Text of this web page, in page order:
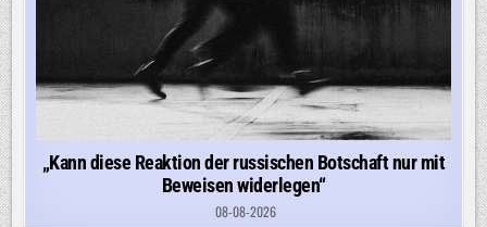
„Kann diese Reaktion der russischen Botschaft nur mit
Beweisen widerlegen“
08-08-2026